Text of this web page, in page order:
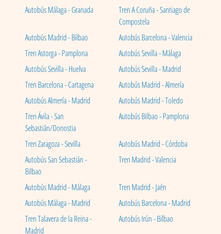
Autobús Málaga - Granada
Tren A Coruña - Santiago de
Compostela
Autobús Madrid - Bilbao
Autobús Barcelona - Valencia
Tren Astorga - Pamplona
Autobús Sevilla - Málaga
Autobús Sevilla - Huelva
Autobús Sevilla - Madrid
Tren Barcelona - Cartagena
Autobús Madrid - Almería
Autobús Almería - Madrid
Autobús Madrid - Toledo
Tren Ávila - San
Sebastián/Donostia
Autobús Bilbao - Pamplona
Tren Zaragoza - Sevilla
Autobús Madrid - Córdoba
Autobús San Sebastián -
Bilbao
Tren Madrid - Valencia
Autobús Madrid - Málaga
Tren Madrid - Jaén
Autobús Málaga - Madrid
Autobús Barcelona - Madrid
Tren Talavera de la Reina -
Madrid
Autobús Irún - Bilbao